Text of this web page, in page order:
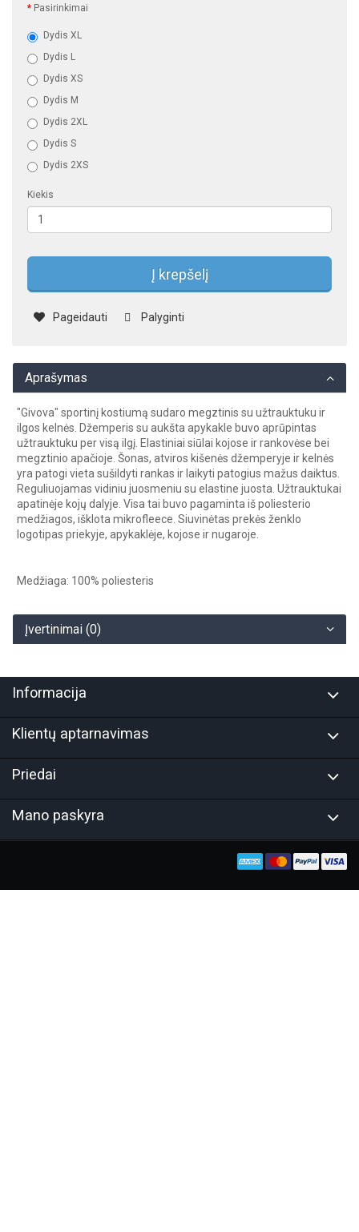
Pasirinkimai
Dydis XL
Dydis L
Dydis XS
Dydis M
Dydis 2XL
Dydis S
Dydis 2XS
Kiekis
Į krepšelį
Pageidauti Palyginti
Aprašymas
"Givova" sportinį kostiumą sudaro megztinis su užtrauktuku ir
ilgos kelnės. Džemperis su aukšta apykakle buvo aprūpintas
užtrauktuku per visą ilgį. Elastiniai siūlai kojose ir rankovėse bei
megztinio apačioje. Šonas, atviros kišenės džemperyje ir kelnės
yra patogi vieta sušildyti rankas ir laikyti patogius mažus daiktus.
Reguliuojamas vidiniu juosmeniu su elastine juosta. Užtrauktukai
apatinėje kojų dalyje. Visa tai buvo pagaminta iš poliesterio
medžiagos, išklota mikrofleece. Siuvinėtas prekės ženklo
logotipas priekyje, apykaklėje, kojose ir nugaroje.
Medžiaga: 100% poliesteris
Įvertinimai (0)
Informacija
Klientų aptarnavimas
Priedai
Mano paskyra